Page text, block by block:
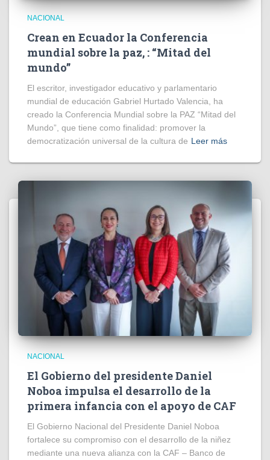
NACIONAL
Crean en Ecuador la Conferencia
mundial sobre la paz, : “Mitad del
mundo”
El escritor, investigador educativo y parlamentario
mundial de educación Gabriel Hurtado Valencia, ha
creado la Conferencia Mundial sobre la PAZ “Mitad del
Mundo”, que tiene como finalidad: promover la
democratización universal de la cultura de Leer más
NACIONAL
El Gobierno del presidente Daniel
Noboa impulsa el desarrollo de la
primera infancia con el apoyo de CAF
El Gobierno Nacional del Presidente Daniel Noboa
fortalece su compromiso con el desarrollo de la niñez
mediante una nueva alianza con la CAF – Banco de